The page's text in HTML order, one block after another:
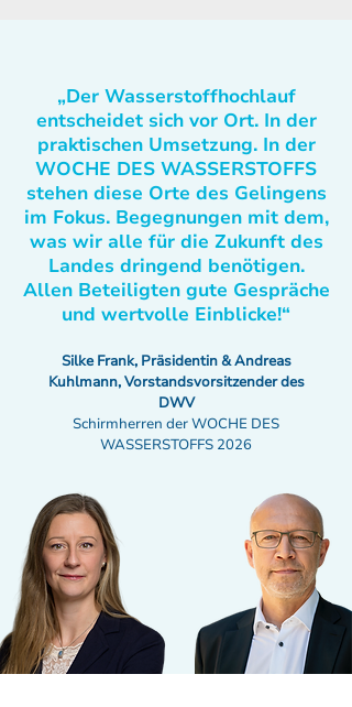
„Der Wasserstoffhochlauf
entscheidet sich vor Ort. In der
praktischen Umsetzung. In der
WOCHE DES WASSERSTOFFS
stehen diese Orte des Gelingens
im Fokus. Begegnungen mit dem,
was wir alle für die Zukunft des
Landes dringend benötigen.
Allen Beteiligten gute Gespräche
und wertvolle Einblicke!“
Silke Frank, Präsidentin & Andreas
Kuhlmann, Vorstandsvorsitzender des
DWV
Schirmherren der WOCHE DES
WASSERSTOFFS 2026